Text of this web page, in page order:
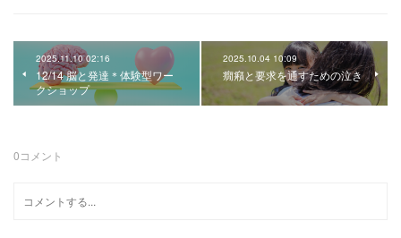
2025.11.10 02:16
12/14 脳と発達＊体験型ワー
クショップ
2025.10.04 10:09
癇癪と要求を通すための泣き
0コメント